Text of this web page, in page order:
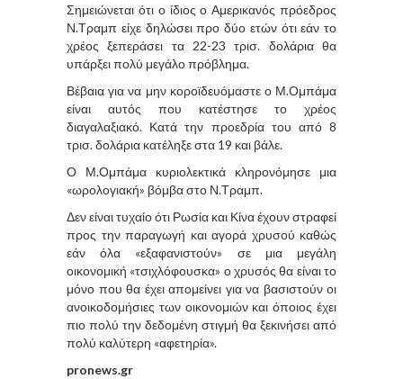
Σημειώνεται ότι ο ίδιος ο Αμερικανός πρόεδρος
Ν.Τραμπ είχε δηλώσει προ δύο ετών ότι εάν το
χρέος ξεπεράσει τα 22-23 τρισ. δολάρια θα
υπάρξει πολύ μεγάλο πρόβλημα.
Βέβαια για να μην κοροϊδευόμαστε ο Μ.Ομπάμα
είναι αυτός που κατέστησε το χρέος
διαγαλαξιακό. Κατά την προεδρία του από 8
τρισ. δολάρια κατέληξε στα 19 και βάλε.
Ο Μ.Ομπάμα κυριολεκτικά κληρονόμησε μια
«ωρολογιακή» βόμβα στο Ν.Τραμπ.
Δεν είναι τυχαίο ότι Ρωσία και Κίνα έχουν στραφεί
προς την παραγωγή και αγορά χρυσού καθώς
εάν όλα «εξαφανιστούν» σε μια μεγάλη
οικονομική «τσιχλόφουσκα» ο χρυσός θα είναι το
μόνο που θα έχει απομείνει για να βασιστούν οι
ανοικοδομήσιες των οικονομιών και όποιος έχει
πιο πολύ την δεδομένη στιγμή θα ξεκινήσει από
πολύ καλύτερη «αφετηρία».
pronews.gr